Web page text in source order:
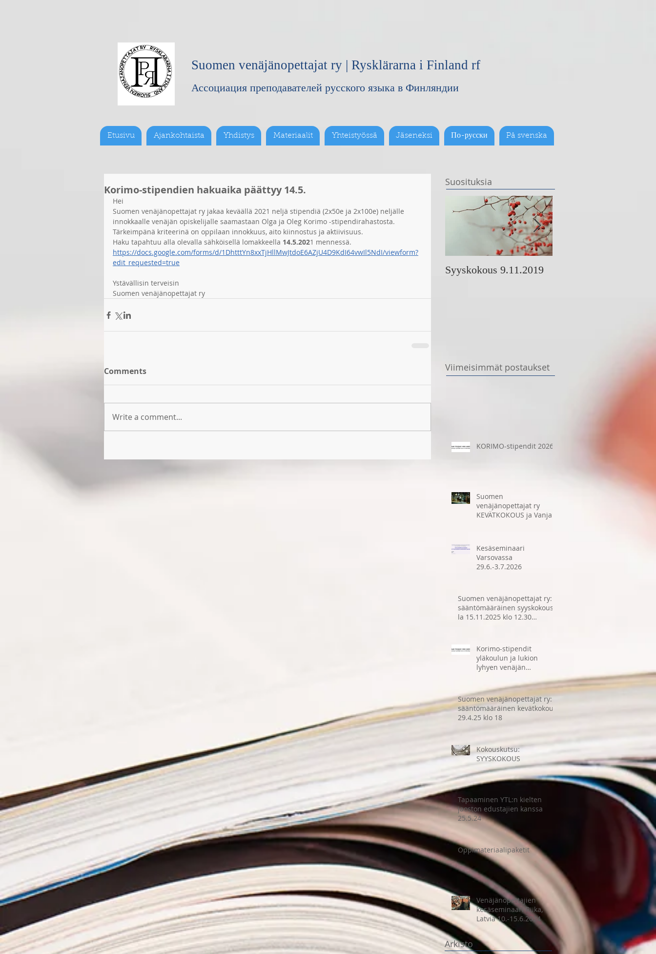
Suomen venäjänopettajat ry | Rysklärarna i Finland rf
Ассоциация преподавателей русского языка в Финляндии
Etusivu Ajankohtaista Yhdistys Materiaalit Yhteistyössä Jäseneksi По-русски På svenska
Korimo-stipendien hakuaika päättyy 14.5.
Hei
Suomen venäjänopettajat ry jakaa keväällä 2021 neljä stipendiä (2x50e ja 2x100e) neljälle
innokkaalle venäjän opiskelijalle saamastaan Olga ja Oleg Korimo -stipendirahastosta.
Tärkeimpänä kriteerinä on oppilaan innokkuus, aito kiinnostus ja aktiivisuus.
Haku tapahtuu alla olevalla sähköisellä lomakkeella 14.5.2021 mennessä.
https://docs.google.com/forms/d/1DhtttYn8xxTjHllMwJtdoE6AZjU4D9KdI64vwIl5NdI/viewform?
edit_requested=true
Ystävällisin terveisin
Suomen venäjänopettajat ry
Comments
Write a comment...
Suosituksia
Syyskokous 9.11.2019
Viimeisimmät postaukset
KORIMO-stipendit 2026
Suomen
venäjänopettajat ry
KEVÄTKOKOUS ja Vanja-
Kesäseminaari
Varsovassa
29.6.-3.7.2026
Suomen venäjänopettajat ry:n
sääntömääräinen syyskokous
la 15.11.2025 klo 12.30
Korimo-stipendit
yläkoulun ja lukion
lyhyen venäjän
hakuaikaa jatkettu ke
14.5. asti
Suomen venäjänopettajat ry:n
sääntömääräinen kevätkokous
29.4.25 klo 18
Kokouskutsu:
SYYSKOKOUS
Tapaaminen YTL:n kielten
jaoston edustajien kanssa
25.5.24
Oppimateriaalipaketit
Venäjänopettajien
kesäseminaari Riika,
Latvia 10.-15.6.2024
Arkisto